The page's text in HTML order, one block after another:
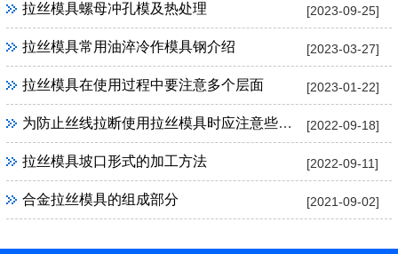
[2023-09-25]
拉丝模具螺母冲孔模及热处理
[2023-03-27]
拉丝模具常用油淬冷作模具钢介绍
[2023-01-22]
拉丝模具在使用过程中要注意多个层面
[2022-09-18]
为防止丝线拉断使用拉丝模具时应注意些什么
[2022-09-11]
拉丝模具坡口形式的加工方法
[2021-09-02]
合金拉丝模具的组成部分